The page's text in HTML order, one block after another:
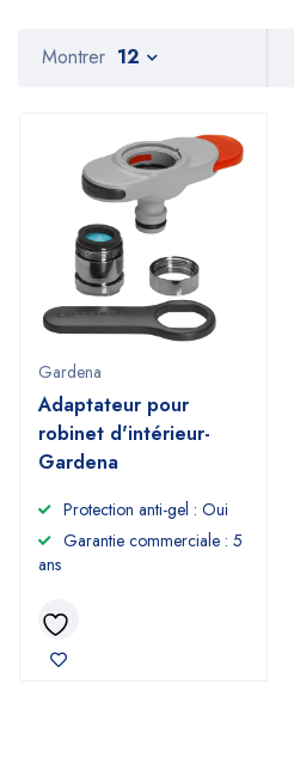
Montrer 12
Gardena
Adaptateur pour
robinet d'intérieur-
Gardena
Protection anti-gel : Oui
Garantie commerciale : 5
ans